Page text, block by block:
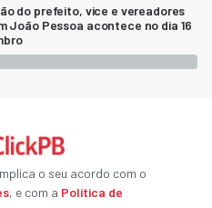
do prefeito, vice e vereadores
João Pessoa acontece no dia 16
o seu acordo com o
, e com a Política de